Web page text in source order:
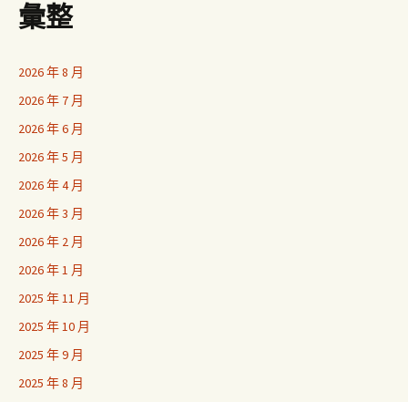
彙整
2026 年 8 月
2026 年 7 月
2026 年 6 月
2026 年 5 月
2026 年 4 月
2026 年 3 月
2026 年 2 月
2026 年 1 月
2025 年 11 月
2025 年 10 月
2025 年 9 月
2025 年 8 月